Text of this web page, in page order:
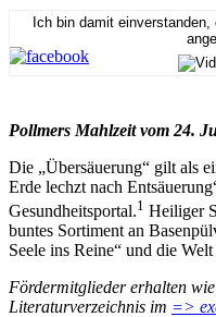
Ich bin damit
Pollmers Mahlzeit vom 24.
Die „Übersäuerung“ gilt als
Erde lechzt nach
Gesundheitsportal.1 Heiliger
buntes Sortiment an
Seele ins Reine“ und die
Fördermitglieder erhalten
Literaturverzeichnis im =>